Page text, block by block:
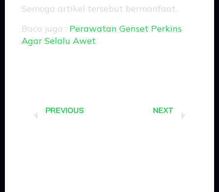
Semoga artikel tersebut bermanfaat.
Baca juga : Perawatan Genset Perkins
Agar Selalu Awet
PREVIOUS NEXT